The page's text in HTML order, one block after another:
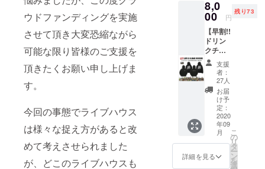
ウドファンディングを実施
させて頂き大変恐縮ながら
可能な限り皆様のご支援を
頂きたくお願い申し上げま
す。
今回の事態でライブハウス
は様々な捉え方があると改
めて考えさせられました
が、どこのライブハウスも
はお名
前(又は
ニック
ネーム)
を備考
欄へご
記入く
ださ
い。 ※
掲載不
要の方
は備考
欄へ
【不
要】と
くださ
い
ケット3
枚 。 有
効期限
は営業
再開か
ら6ヶ月
以内。
GRAVY
SOURC
Eステッ
カー1
枚。 ●
壁面ポ
スター
へのお
名前掲
ドリン
クチ
ケット
(1枚)＋
Tシャツ
(1枚)＋
ステッ
カー1枚
シャツ
(BLAC
K or
WHITE)
1枚。
・サイ
ズ：M /
L / XL /
8,0
00 円
残り73
【早割!!
ドリン
クチ
ケット
(3枚)＋
パー
カー
(GAME
JUMP)
支援】
限定100
枚 9000
円 →
8000円
支援
者：
27人
お届
け予
定：
2020
年09
月
詳細を見る
こ
の
リ
タ
ー
ン
を
選